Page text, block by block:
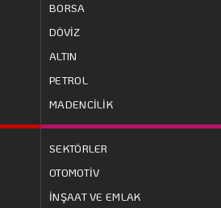
BORSA
DÖVİZ
ALTIN
PETROL
MADENCİLİK
SEKTÖRLER
OTOMOTİV
İNŞAAT VE EMLAK